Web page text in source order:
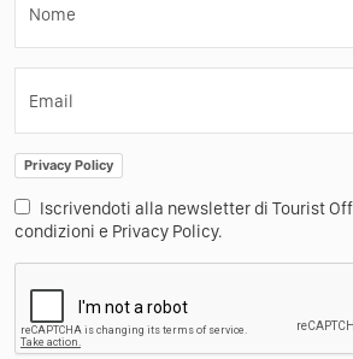
Nome
Email
Privacy Policy
Iscrivendoti alla newsletter di Tourist
condizioni e Privacy Policy.